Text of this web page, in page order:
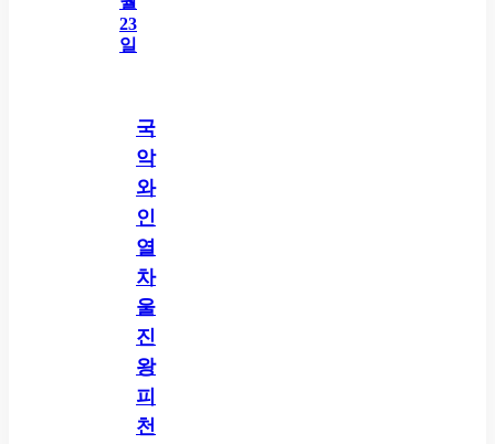
국
악
와
인
열
차
울
진
왕
피
천